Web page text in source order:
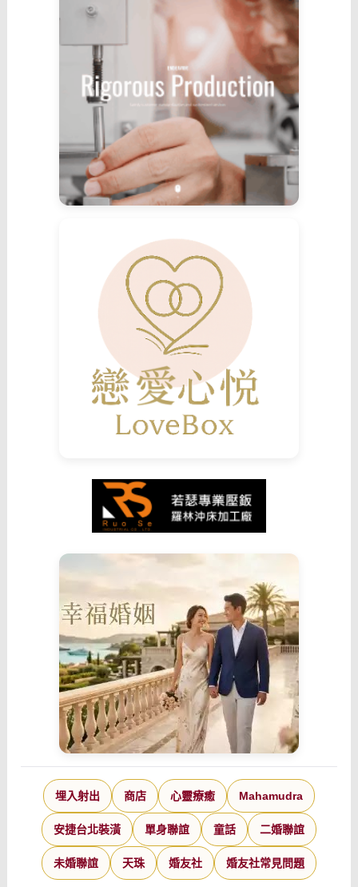
埋入射出 商店 心靈療癒 Mahamudra
安捷台北裝潢 單身聯誼 童話 二婚聯誼
未婚聯誼 天珠 婚友社 婚友社常見問題